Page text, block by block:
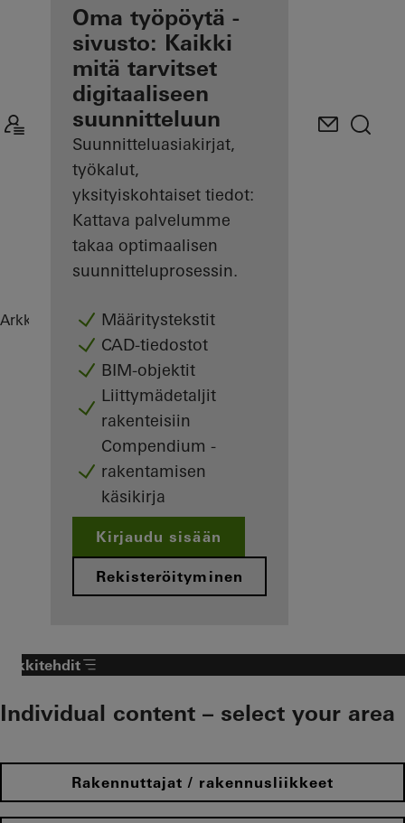
Etusi
rekisteröityneenä
arkkitehtina
Tutustu
Oma
työpöytä -
sivustoon
Oma työpöytä -
sivusto: Kaikki
mitä tarvitset
digitaaliseen
suunnitteluun
Suunnitteluasiakirjat,
työkalut,
yksityiskohtaiset tiedot:
Kattava palvelumme
takaa optimaalisen
suunnitteluprosessin.
Määritystekstit
CAD-tiedostot
BIM-objektit
Liittymädetaljit
rakenteisiin
Compendium -
rakentamisen
käsikirja
Kirjaudu sisään
Rekisteröityminen
Arkkitehdit ReferenssitHighlights
Arkkitehdit
Individual content – select your area
Rakennuttajat / rakennusliikkeet